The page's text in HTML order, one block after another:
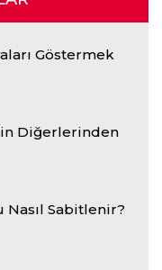
Göstermek
Diğerlerinden
Nasıl Sabitlenir?